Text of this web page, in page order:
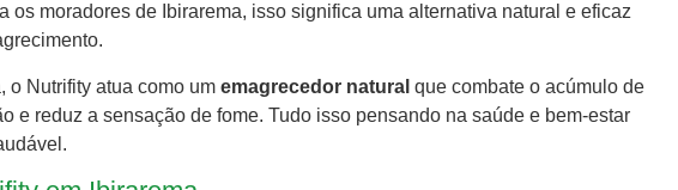
os moradores de Ibirarema, isso significa uma alternativa natural e eficaz
o Nutrifity atua como um emagrecedor natural que combate o acúmulo de
e reduz a sensação de fome. Tudo isso pensando na saúde e bem-estar